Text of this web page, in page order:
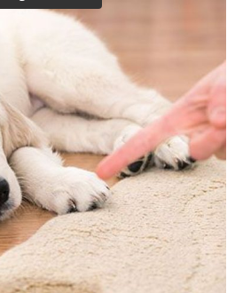
فقدان السيطرة على غالبية الجسم ، أو
الخلفية فقط. اقرأ ايضا: الروماتويد عند
اسباب فقدان القدرة على الحركة عند
الفقرىاعتلال النخاع التنكسىعدوى او
الوراثيةمرض القرص الفقرى تشخيص
الى العيادة